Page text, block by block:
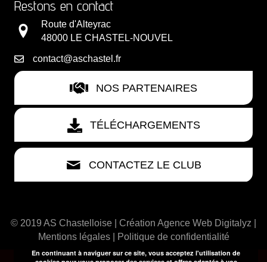
Restons en contact
Route d'Alteyrac
48000 LE CHASTEL-NOUVEL
contact@aschastel.fr
NOS PARTENAIRES
TÉLÉCHARGEMENTS
CONTACTEZ LE CLUB
© 2019 AS Chastelloise | Création Agence Web Digitalyz
Mentions légales| Politique de confidentialité
En continuant à naviguer sur ce site, vous acceptez l'utilisation de